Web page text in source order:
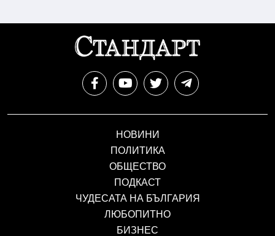
НОВИНИ
ПОЛИТИКА
ОБЩЕСТВО
ПОДКАСТ
ЧУДЕСАТА НА БЪЛГАРИЯ
ЛЮБОПИТНО
БИЗНЕС